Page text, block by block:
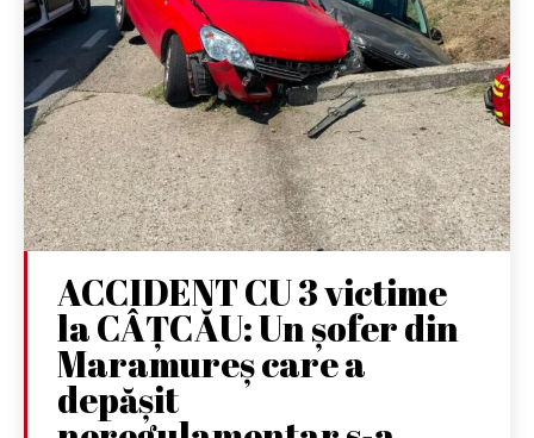
ACCIDENT CU 3 victime
la CÂȚCĂU: Un șofer din
Maramureș care a
depășit